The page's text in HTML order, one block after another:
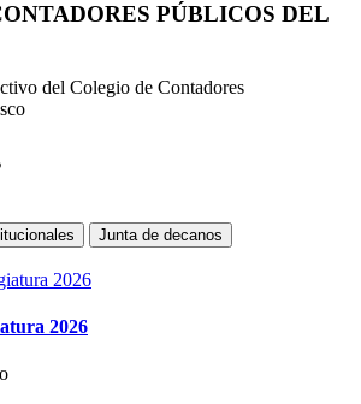
PÚBLICOS DEL
Junta de decanos
2026